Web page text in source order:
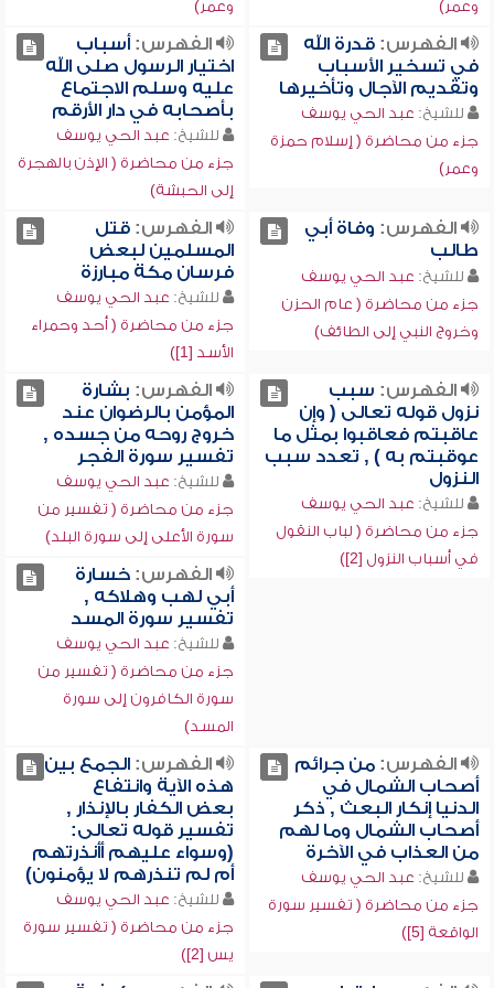
وعمر) وعمر)
الفهرس:قدرة الله
في تسخير الأسباب
وتقديم الآجال وتأخيرها
للشيخ: عبد الحي يوسف
جزء من محاضرة ( إسلام حمزة
وعمر)
الفهرس:أسباب
اختيار الرسول صلى الله
عليه وسلم الاجتماع
بأصحابه في دار الأرقم
للشيخ: عبد الحي يوسف
جزء من محاضرة ( الإذن بالهجرة
إلى الحبشة)
الفهرس: وفاة أبي
طالب
للشيخ: عبد الحي يوسف
جزء من محاضرة ( عام الحزن
وخروج النبي إلى الطائف)
الفهرس:قتل
المسلمين لبعض
فرسان مكة مبارزة
للشيخ: عبد الحي يوسف
جزء من محاضرة ( أحد وحمراء
الأسد [1])
الفهرس: سبب
نزول قوله تعالى ( وإن
عاقبتم فعاقبوا بمثل ما
عوقبتم به ) , تعدد سبب
النزول
للشيخ: عبد الحي يوسف
جزء من محاضرة ( لباب النقول
في أسباب النزول [2])
الفهرس: بشارة
المؤمن بالرضوان عند
خروج روحه من جسده ,
تفسير سورة الفجر
للشيخ: عبد الحي يوسف
جزء من محاضرة ( تفسير من
سورة الأعلى إلى سورة البلد)
الفهرس:خسارة
أبي لهب وهلاكه ,
تفسير سورة المسد
للشيخ: عبد الحي يوسف
جزء من محاضرة ( تفسير من
سورة الكافرون إلى سورة
المسد)
الفهرس:من جرائم
أصحاب الشمال في
الدنيا إنكار البعث , ذكر
أصحاب الشمال وما لهم
من العذاب في الآخرة
للشيخ: عبد الحي يوسف
جزء من محاضرة ( تفسير سورة
الواقعة [5])
الفهرس:الجمع بين
هذه الآية وانتفاع
بعض الكفار بالإنذار ,
تفسير قوله تعالى:
(وسواء عليهم أأنذرتهم
أم لم تنذرهم لا يؤمنون)
للشيخ: عبد الحي يوسف
جزء من محاضرة ( تفسير سورة
يس [2])